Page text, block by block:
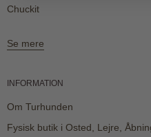
Chuckit
Se mere
INFORMATION
Om Turhunden
Fysisk butik i Osted, Lejre,